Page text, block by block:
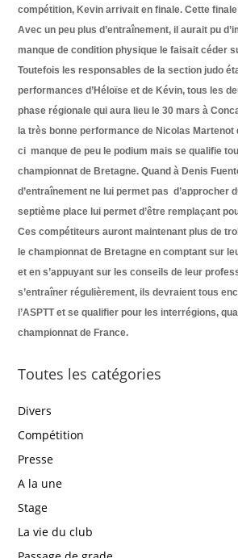
compétition, Kevin arrivait en finale. Cette
Avec un peu plus d’entraînement, il aurait pu
manque de condition physique le faisait céder
Toutefois les responsables de la section judo
performances d’Héloïse et de Kévin, tous les
phase régionale qui aura lieu le 30 mars à
la très bonne performance de Nicolas Martenot
ci manque de peu le podium mais se qualifie
championnat de Bretagne. Quand à Denis
d’entraînement ne lui permet pas d’approcher
septième place lui permet d’être remplaçant
Ces compétiteurs auront maintenant plus de
le championnat de Bretagne en comptant sur
et en s’appuyant sur les conseils de leur
s’entraîner régulièrement, ils devraient tous
l’ASPTT et se qualifier pour les interrégions,
championnat de France.
Toutes les catégories
Divers
Compétition
Presse
A la une
Stage
La vie du club